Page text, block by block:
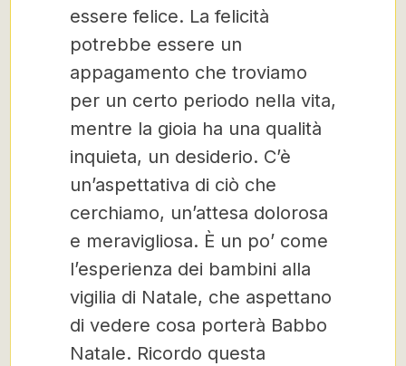
essere felice. La felicità
potrebbe essere un
appagamento che troviamo
per un certo periodo nella vita,
mentre la gioia ha una qualità
inquieta, un desiderio. C’è
un’aspettativa di ciò che
cerchiamo, un’attesa dolorosa
e meravigliosa. È un po’ come
l’esperienza dei bambini alla
vigilia di Natale, che aspettano
di vedere cosa porterà Babbo
Natale. Ricordo questa